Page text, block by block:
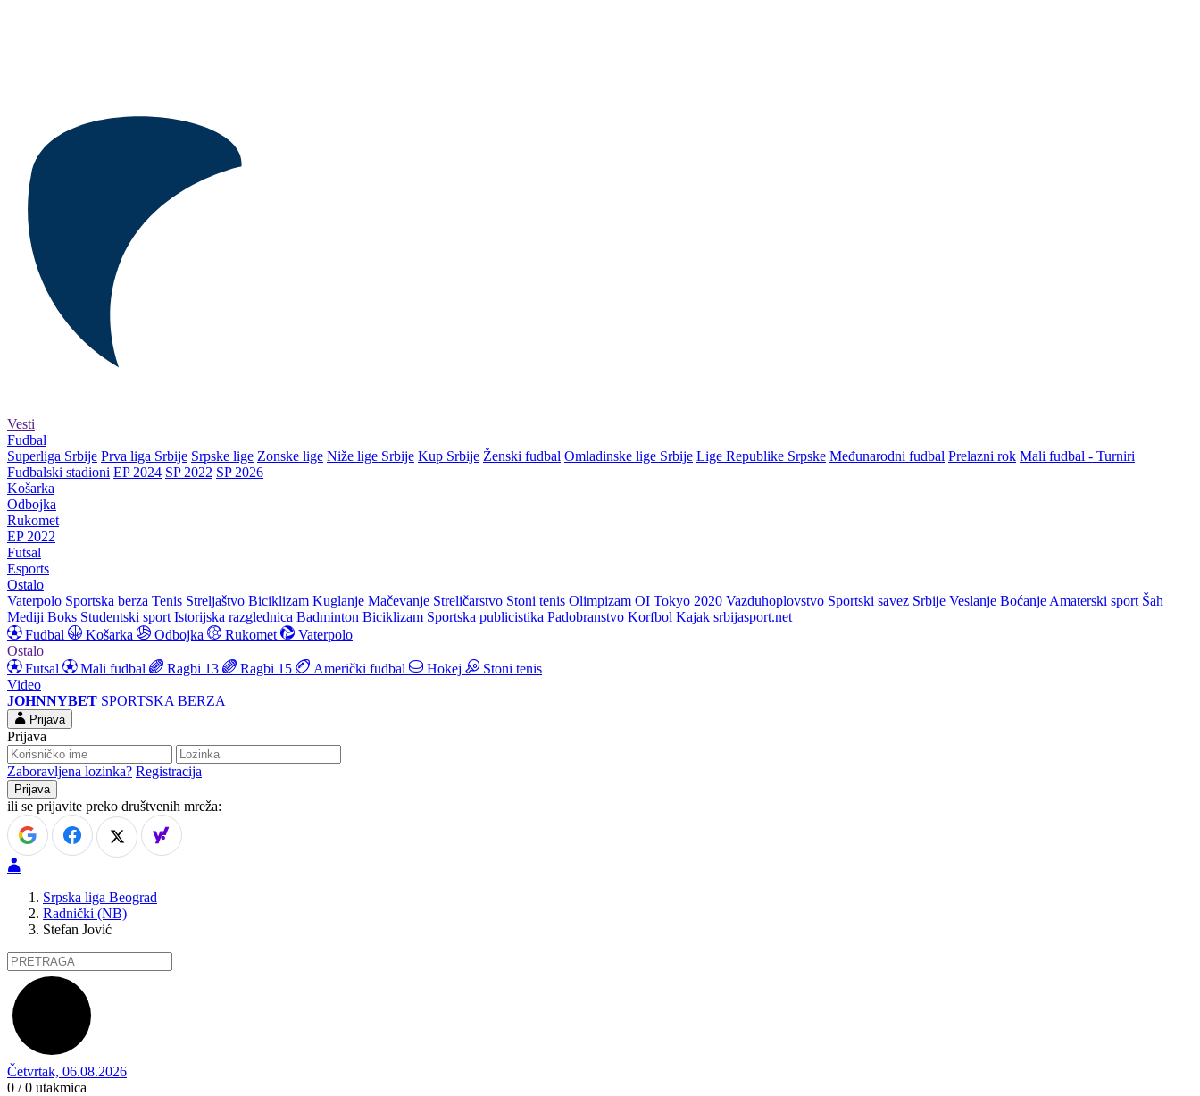
Vesti
Fudbal
Superliga Srbije Prva liga Srbije Srpske lige Zonske lige Niže lige Srbije Kup Srbije Ženski fudbal Omladinske lige Srbije Lige Republike Srpske Međunarodni fudbal Prelazni rok Mali fudbal - Turniri
Fudbalski stadioni EP 2024 SP 2022 SP 2026
Košarka
Odbojka
Rukomet
EP 2022
Futsal
Esports
Ostalo
Vaterpolo Sportska berza Tenis Streljaštvo Biciklizam Kuglanje Mačevanje Streličarstvo Stoni tenis Olimpizam OI Tokyo 2020 Vazduhoplovstvo Sportski savez Srbije Veslanje Boćanje Amaterski sport Šah
Mediji Boks Studentski sport Istorijska razglednica Badminton Biciklizam Sportska publicistika Padobranstvo Korfbol Kajak srbijasport.net
Fudbal
Košarka Odbojka Rukomet
Vaterpolo
Ostalo
Futsal
Mali fudbal Ragbi 13 Ragbi 15 Američki fudbal Hokej
Stoni tenis
Video
JOHNNYBET SPORTSKA BERZA
Prijava
Prijava
Zaboravljena lozinka? Registracija
ili se prijavite preko društvenih mreža:
Srpska liga Beograd
Radnički (NB)
Stefan Jović
Četvrtak, 06.08.2026
0 / 0 utakmica